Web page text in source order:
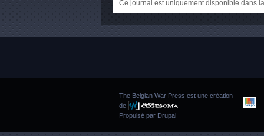
Ce journal est uniquement disponible dans
The Belgian War Press est une création
de
Propulsé par Drupal